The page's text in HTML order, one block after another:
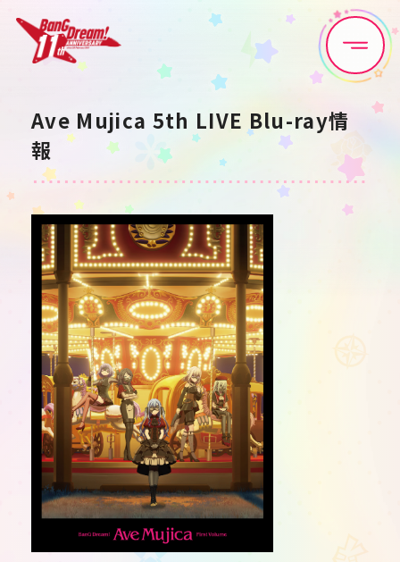
News
Live•Event Discography
Artist Anime
Game Media
Schedule About
Goods
Ave Mujica 5th LIVE Blu-ray情
報